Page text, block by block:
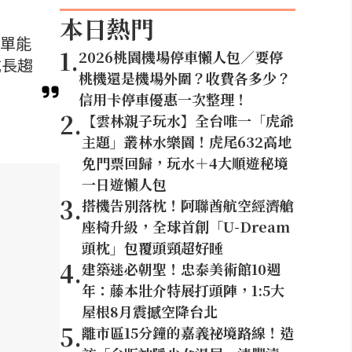
能
趨
本日熱門
1.2026桃園機場停車懶人包／要停
桃機還是機場外圍？收費各多少？
信用卡停車優惠一次整理！
2. 【雲林親子玩水】全台唯一「虎爺
主題」叢林水樂園！虎尾632高地
免門票回歸，玩水＋4大順遊秘境
一日遊懶人包
3.搭機告別落枕！阿聯酋航空經濟艙
座椅升級，全球首創「U-Dream
頭枕」包覆頭頸超好睡
4.建築迷必朝聖！忠泰美術館10週
年：藤本壯介特展打頭陣，1:5大
屋根8月震撼空降台北
5.離市區15分鐘的嘉義祕境路線！造